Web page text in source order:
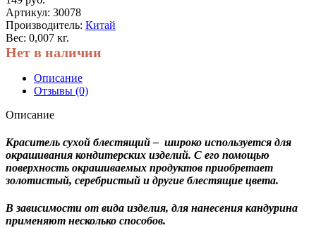
Артикул: 30078
Производитель: Китай
Вес: 0,007 кг.
Нет в наличии
Описание
Отзывы (0)
Описание
Краситель сухой блестящий – широко используется для
окрашивания кондитерских изделий. С его помощью
поверхность окрашиваемых продуктов приобретает
золотистый, серебристый и другие блестящие цвета.
В зависимости от вида изделия, для нанесения кандурина
применяют несколько способов.